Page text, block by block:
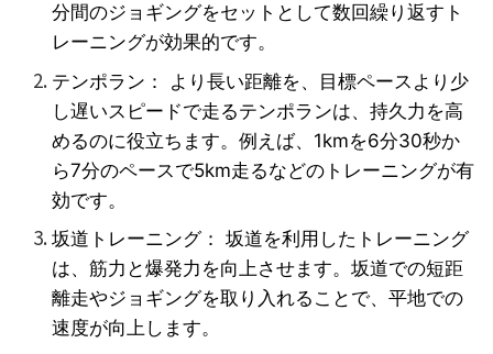
分間のジョギングをセットとして数回繰り返すト
レーニングが効果的です。
テンポラン： より長い距離を、目標ペースより少
し遅いスピードで走るテンポランは、持久力を高
めるのに役立ちます。例えば、1kmを6分30秒か
ら7分のペースで5km走るなどのトレーニングが有
効です。
坂道トレーニング： 坂道を利用したトレーニング
は、筋力と爆発力を向上させます。坂道での短距
離走やジョギングを取り入れることで、平地での
速度が向上します。